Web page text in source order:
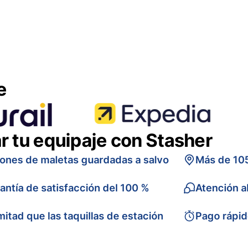
tu equipaje con Stasher
de maletas guardadas a salvo
de satisfacción del 100 %
que las taquillas de estación
Más de
Atención
Pago